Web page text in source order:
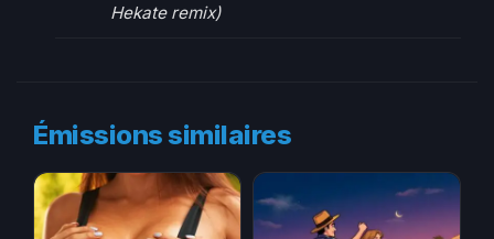
Hekate remix)
Émissions similaires